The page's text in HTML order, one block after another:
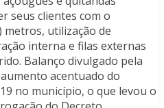
seus clientes com o
metros, utilização de
interna e filas externas
Balanço divulgado pela
acentuado do
no município, o que levou o